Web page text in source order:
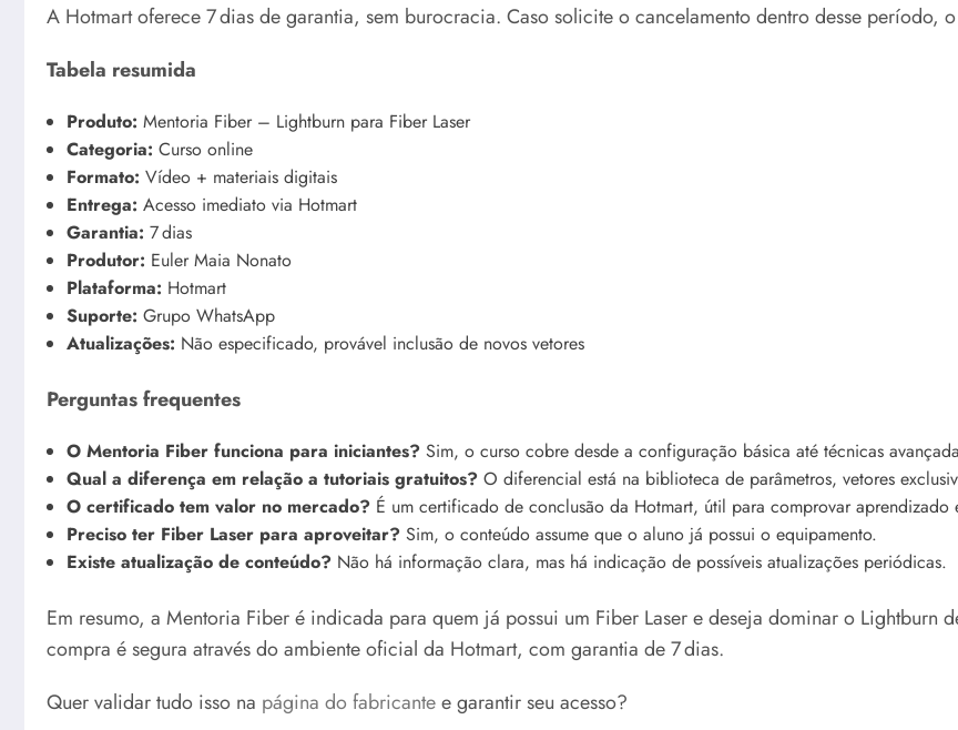
A Hotmart oferece 7 dias de garantia, sem burocracia. Caso solicite o cancelamento dentro desse período,
Tabela resumida
Produto: Mentoria Fiber – Lightburn para Fiber Laser
Categoria: Curso online
Formato: Vídeo + materiais digitais
Entrega: Acesso imediato via Hotmart
Garantia: 7 dias
Produtor: Euler Maia Nonato
Plataforma: Hotmart
Suporte: Grupo WhatsApp
Atualizações: Não especificado, provável inclusão de novos vetores
Perguntas frequentes
O Mentoria Fiber funciona para iniciantes? Sim, o curso cobre desde a configuração básica até técnicas
Qual a diferença em relação a tutoriais gratuitos? O diferencial está na biblioteca de parâmetros, vetores
O certificado tem valor no mercado? É um certificado de conclusão da Hotmart, útil para comprovar aprendizado
Preciso ter Fiber Laser para aproveitar? Sim, o conteúdo assume que o aluno já possui o equipamento.
Existe atualização de conteúdo? Não há informação clara, mas há indicação de possíveis atualizações periódicas.
Em resumo, a Mentoria Fiber é indicada para quem já possui um Fiber Laser e deseja dominar o
compra é segura através do ambiente oficial da Hotmart, com garantia de 7 dias.
Quer validar tudo isso na página do fabricantee garantir seu acesso?